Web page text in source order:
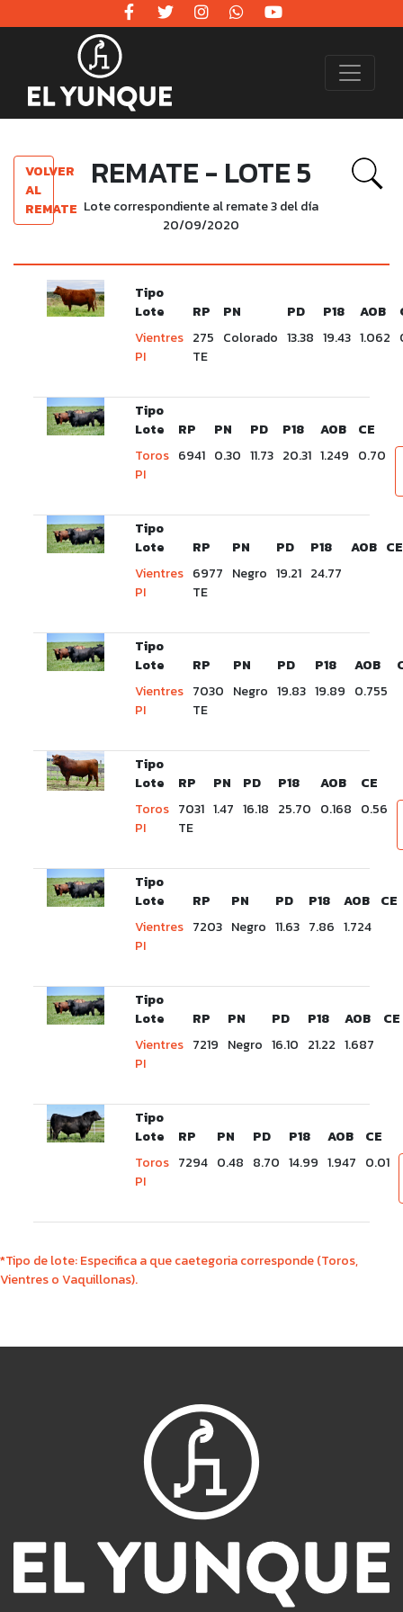
VOLVER
AL
REMATE
REMATE - LOTE 5
Lote correspondiente al remate 3 del día
20/09/2020
Tipo
Lote
RP PN PD P18 AOB
Vientres
PI
275
TE
Colorado 13.38 19.43 1.062
Tipo
Lote
RP PN PD P18 AOB
CE
Toros
PI
6941 0.30 11.73 20.31 1.249 0.70
Tipo
Lote
RP PN PD P18 AOB CE
Vientres
PI
6977
TE
Negro 19.21 24.77
Tipo
Lote
RP PN PD P18 AOB
Vientres
PI
7030
TE
Negro 19.83 19.89 0.755
Tipo
Lote
RP PN PD P18 AOB
CE
Toros
PI
7031
TE
1.47 16.18 25.70 0.168 0.56
Tipo
Lote
RP PN PD P18 AOB
CE
Vientres
PI
7203 Negro 11.63 7.86 1.724
Tipo
Lote
RP PN PD P18 AOB
CE
Vientres
PI
7219 Negro 16.10 21.22 1.687
Tipo
Lote
RP PN PD P18 AOB
CE
Toros
PI
7294 0.48 8.70 14.99 1.947 0.01
*Tipo de lote: Especifica a que caetegoria corresponde (Toros,
Vientres o Vaquillonas).